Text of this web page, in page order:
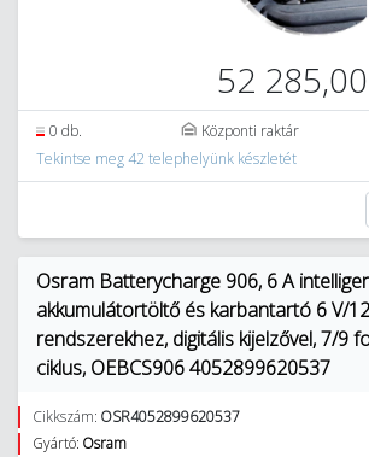
52
0 db.
Központi raktár
Tekintse meg 42 telephelyünk készletét
Osram Batterycharge 906, 6 A
akkumulátortöltő és karbantartó 6 V/
rendszerekhez, digitális kijelzővel, 7/9
ciklus, OEBCS906 4052899620537
Cikkszám: OSR4052899620537
Gyártó: Osram